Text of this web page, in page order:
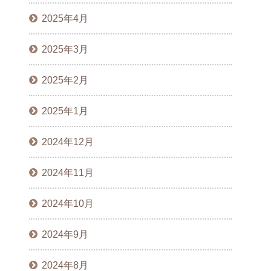
2025年4月
2025年3月
2025年2月
2025年1月
2024年12月
2024年11月
2024年10月
2024年9月
2024年8月